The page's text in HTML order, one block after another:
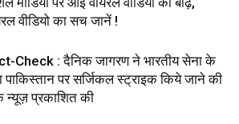
वीडियो का सच जानें !
Check : दैनिक जागरण ने भारतीय सेना के
पाकिस्तान पर सर्जिकल स्ट्राइक किये जाने की
प्रकाशित की